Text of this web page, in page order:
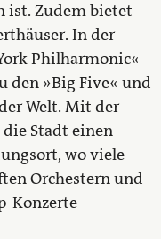
ist. Zudem bietet
In der
Philharmonic«
den »Big Five« und
Welt. Mit der
Stadt einen
wo viele
Orchestern und
Konzerte